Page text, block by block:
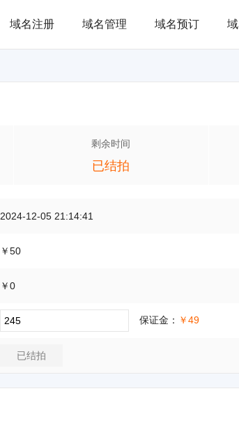
域名注册 域名管理 域名预订
剩余时间
已结拍
2024-12-05 21:14:41
￥50
￥0
保证金： ￥49